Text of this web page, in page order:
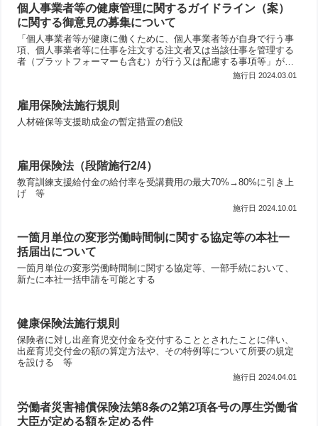
個人事業者等の健康管理に関するガイドライン（案）
に関する御意見の募集について
「個人事業者等が健康に働くために、個人事業者等が自身で行う事
項、個人事業者等に仕事を注文する注文者又は当該仕事を管理する
者（プラットフォーマーも含む）が行う又は配慮する事項等」が示
されたことを踏まえて、ガイドラインを策定し、これらの事項を周
2024.03.01
雇用保険法施行規則
人材確保等支援助成金の暫定措置の創設
雇用保険法（段階施行2/4）
教育訓練支援給付金の給付率を受講費用の最大70%→80%に引き上
げ 等
2024.10.01
一箇月単位の変形労働時間制に関する協定等の本社一
括届出について
一箇月単位の変形労働時間制に関する協定等、一部手続において、
新たに本社一括申請を可能とする
健康保険法施行規則
保険者に対し出産育児交付金を交付することとされたことに伴い、
出産育児交付金の額の算定方法や、その特例等について所要の規定
を設ける 等
2024.04.01
労働者災害補償保険法第8条の2第2項各号の厚生労働省
大臣が定める額を定める件